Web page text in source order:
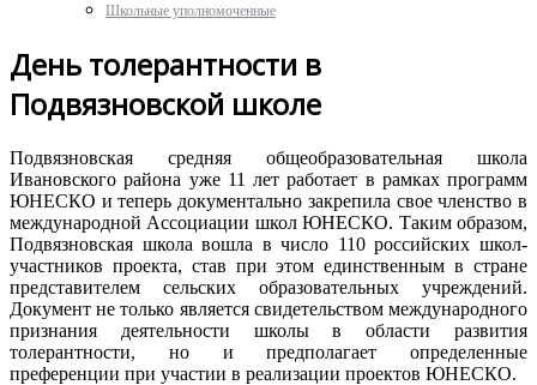
Школьные уполномоченные
День толерантности в
Подвязновской школе
Подвязновская средняя общеобразовательная
школа
Ивановского района уже 11 летработает в рамках программ
ЮНЕСКО итеперь документально закрепила свое членство в
международной Ассоциации школ ЮНЕСКО. Таким образом,
Подвязновская школа вошла вчисло 110российских школ-
участников проекта, став приэтом единственным встране
представителем
сельских образовательных учреждений.
Документ не только является свидетельством международного
признания
деятельности школывобласти
развития
толерантности, ноипредполагает
определенные
преференции при участии в реализации проектов ЮНЕСКО.